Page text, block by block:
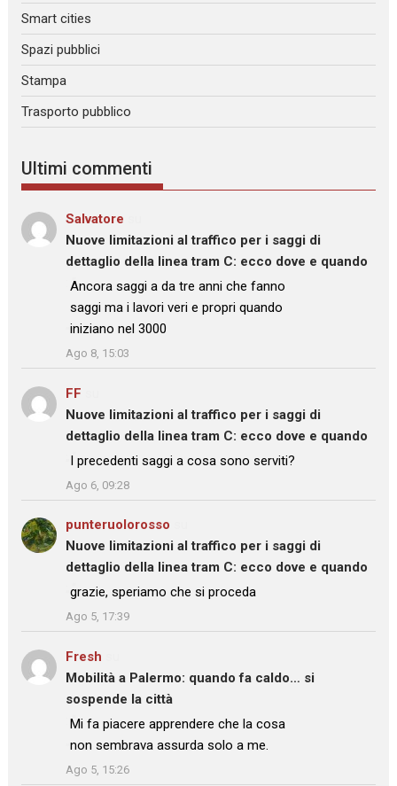
Smart cities
Spazi pubblici
Stampa
Trasporto pubblico
Ultimi commenti
Salvatore
Nuove limitazioni al traffico per i saggi di
dettaglio della linea tram C: ecco dove e quando
: “
Ancora saggi a da tre anni che fanno
saggi ma i lavori veri e propri quando
iniziano nel 3000
”
Ago 8, 15:03
FF
Nuove limitazioni al traffico per i saggi di
dettaglio della linea tram C: ecco dove e quando
: “I precedenti saggi a cosa sono serviti?
Ago 6, 09:28
punteruolorosso
Nuove limitazioni al traffico per i saggi di
dettaglio della linea tram C: ecco dove e quando
: “
grazie, speriamo che si proceda
”
Ago 5, 17:39
Fresh
Mobilità a Palermo: quando fa caldo… si
sospende la città
: “
Mi fa piacere apprendere che la cosa
non sembrava assurda solo a me.
”
Ago 5, 15:26